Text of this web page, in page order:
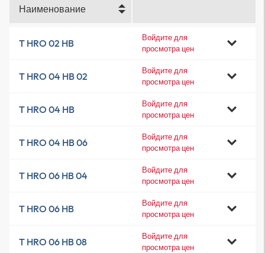
Наименование
T HRO 02 HB
Войдите для
просмотра цен
T HRO 04 HB 02
Войдите для
просмотра цен
T HRO 04 HB
Войдите для
просмотра цен
T HRO 04 HB 06
Войдите для
просмотра цен
T HRO 06 HB 04
Войдите для
просмотра цен
T HRO 06 HB
Войдите для
просмотра цен
T HRO 06 HB 08
Войдите для
просмотра цен